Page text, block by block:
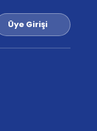
Üye Girişi